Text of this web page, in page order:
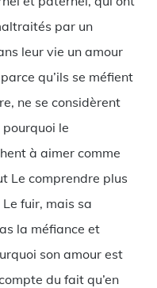
par un
leur vie un amour
qu’ils se méfient
ne se considèrent
pourquoi le
à aimer comme
Le comprendre plus
fuir, mais sa
la méfiance et
son amour est
du fait qu’en